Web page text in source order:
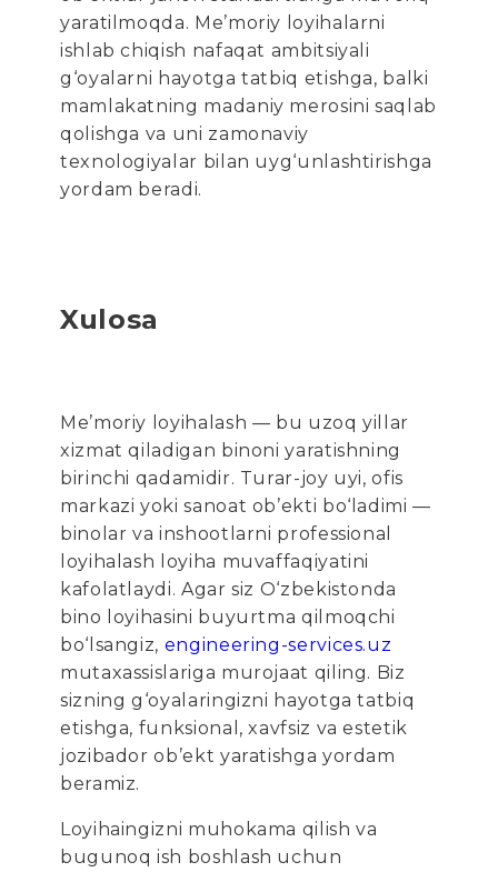
yaratilmoqda. Me’moriy loyihalarni
ishlab chiqish nafaqat ambitsiyali
g‘oyalarni hayotga tatbiq etishga, balki
mamlakatning madaniy merosini saqlab
qolishga va uni zamonaviy
texnologiyalar bilan uyg‘unlashtirishga
yordam beradi.
Xulosa
Me’moriy loyihalash — bu uzoq yillar
xizmat qiladigan binoni yaratishning
birinchi qadamidir. Turar-joy uyi, ofis
markazi yoki sanoat ob’ekti bo‘ladimi —
binolar va inshootlarni professional
loyihalash loyiha muvaffaqiyatini
kafolatlaydi. Agar siz O‘zbekistonda
bino loyihasini buyurtma qilmoqchi
bo‘lsangiz, engineering-services.uz
mutaxassislariga murojaat qiling. Biz
sizning g‘oyalaringizni hayotga tatbiq
etishga, funksional, xavfsiz va estetik
jozibador ob’ekt yaratishga yordam
beramiz.
Loyihaingizni muhokama qilish va
bugunoq ish boshlash uchun